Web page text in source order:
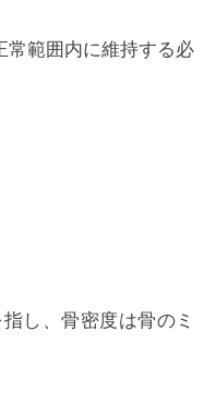
常範囲内に維持する必
し、骨密度は骨のミ